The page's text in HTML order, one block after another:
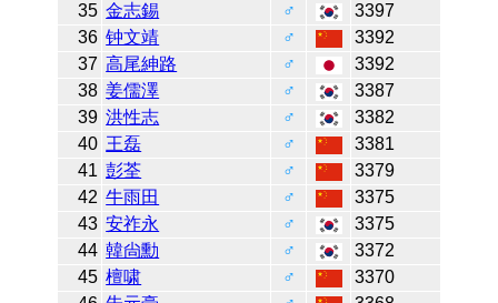
35 金志錫 ♂
3397
36 钟文靖 ♂
3392
37 高尾紳路 ♂
3392
38 姜儒澤 ♂
3387
39 洪性志 ♂
3382
40 王磊 ♂
3381
41 彭荃 ♂
3379
42 牛雨田 ♂
3375
43 安祚永 ♂
3375
44 韓尙勳 ♂
3372
45 檀啸 ♂
3370